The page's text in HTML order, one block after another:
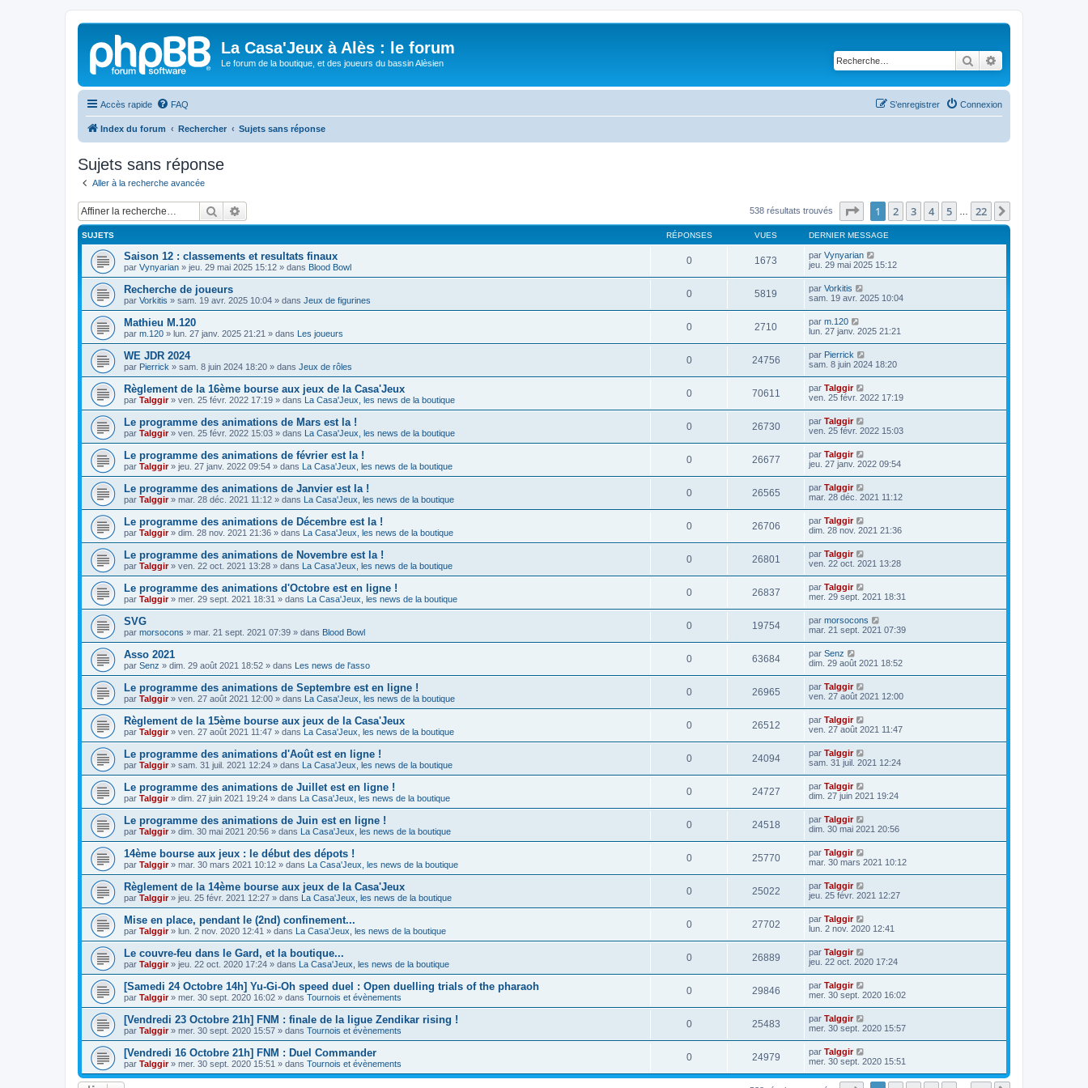
La Casa'Jeux à Alès : le forum
Le forum de la boutique, et des joueurs du bassin Alèsien Rechercher
Accès rapide FAQ Connexion
S’enregistrer
Index du forum Rechercher Sujets sans réponse
Sujets sans réponse
Aller à la recherche avancée
Rechercher 538 résultats trouvés Page sur22
1 2 3 4 5 22
SUJETS RÉPONSES VUES DERNIER MESSAGE
Saison 12 : classements et resultats finaux
par Vynyarian » jeu. 29 mai 2025 15:12 » dans Blood Bowl
0 1673 par Vynyarian
jeu. 29 mai 2025 15:12
Recherche de joueurs
par Vorkitis » sam. 19 avr. 2025 10:04 » dans Jeux de figurines
0 5819 par Vorkitis
sam. 19 avr. 2025 10:04
Mathieu M.120
par m.120 » lun. 27 janv. 2025 21:21 » dans Les joueurs
0 2710 par m.120
lun. 27 janv. 2025 21:21
WE JDR 2024
par Pierrick » sam. 8 juin 2024 18:20 » dans Jeux de rôles
0 24756 par Pierrick
sam. 8 juin 2024 18:20
Règlement de la 16ème bourse aux jeux de la Casa'Jeux
par Talggir» ven. 25 févr. 2022 17:19 » dans La Casa'Jeux, les news de la boutique
0 70611 par Talggir
ven. 25 févr. 2022 17:19
Le programme des animations de Mars est la !
par Talggir» ven. 25 févr. 2022 15:03 » dans La Casa'Jeux, les news de la boutique
0 26730 par Talggir
ven. 25 févr. 2022 15:03
Le programme des animations de février est la !
par Talggir» jeu. 27 janv. 2022 09:54 » dans La Casa'Jeux, les news de la boutique
0 26677 par Talggir
jeu. 27 janv. 2022 09:54
Le programme des animations de Janvier est la !
par Talggir» mar. 28 déc. 2021 11:12 » dans La Casa'Jeux, les news de la boutique
0 26565 par Talggir
mar. 28 déc. 2021 11:12
Le programme des animations de Décembre est la !
par Talggir» dim. 28 nov. 2021 21:36 » dans La Casa'Jeux, les news de la boutique
0 26706 par Talggir
dim. 28 nov. 2021 21:36
Le programme des animations de Novembre est la !
par Talggir» ven. 22 oct. 2021 13:28 » dans La Casa'Jeux, les news de la boutique
0 26801 par Talggir
ven. 22 oct. 2021 13:28
Le programme des animations d'Octobre est en ligne !
par Talggir» mer. 29 sept. 2021 18:31 » dans La Casa'Jeux, les news de la boutique
0 26837 par Talggir
mer. 29 sept. 2021 18:31
SVG
par morsocons » mar. 21 sept. 2021 07:39 » dans Blood Bowl
0 19754 par morsocons
mar. 21 sept. 2021 07:39
Asso 2021
par Senz » dim. 29 août 2021 18:52 » dans Les news de l'asso
0 63684 par Senz
dim. 29 août 2021 18:52
Le programme des animations de Septembre est en ligne !
par Talggir» ven. 27 août 2021 12:00 » dans La Casa'Jeux, les news de la boutique
0 26965 par Talggir
ven. 27 août 2021 12:00
Règlement de la 15ème bourse aux jeux de la Casa'Jeux
par Talggir» ven. 27 août 2021 11:47 » dans La Casa'Jeux, les news de la boutique
0 26512 par Talggir
ven. 27 août 2021 11:47
Le programme des animations d'Août est en ligne !
par Talggir» sam. 31 juil. 2021 12:24 » dans La Casa'Jeux, les news de la boutique
0 24094 par Talggir
sam. 31 juil. 2021 12:24
Le programme des animations de Juillet est en ligne !
par Talggir» dim. 27 juin 2021 19:24 » dans La Casa'Jeux, les news de la boutique
0 24727 par Talggir
dim. 27 juin 2021 19:24
Le programme des animations de Juin est en ligne !
par Talggir» dim. 30 mai 2021 20:56 » dans La Casa'Jeux, les news de la boutique
0 24518 par Talggir
dim. 30 mai 2021 20:56
14ème bourse aux jeux : le début des dépots !
par Talggir» mar. 30 mars 2021 10:12 » dans La Casa'Jeux, les news de la boutique
0 25770 par Talggir
mar. 30 mars 2021 10:12
Règlement de la 14ème bourse aux jeux de la Casa'Jeux
par Talggir» jeu. 25 févr. 2021 12:27 » dans La Casa'Jeux, les news de la boutique
0 25022 par Talggir
jeu. 25 févr. 2021 12:27
Mise en place, pendant le (2nd) confinement...
par Talggir» lun. 2 nov. 2020 12:41 » dans La Casa'Jeux, les news de la boutique
0 27702 par Talggir
lun. 2 nov. 2020 12:41
Le couvre-feu dans le Gard, et la boutique...
par Talggir» jeu. 22 oct. 2020 17:24 » dans La Casa'Jeux, les news de la boutique
0 26889 par Talggir
jeu. 22 oct. 2020 17:24
[Samedi 24 Octobre 14h] Yu-Gi-Oh speed duel : Open duelling trials of the pharaoh
par Talggir» mer. 30 sept. 2020 16:02 » dans Tournois et évènements
0 29846 par Talggir
mer. 30 sept. 2020 16:02
[Vendredi 23 Octobre 21h] FNM : finale de la ligue Zendikar rising !
par Talggir» mer. 30 sept. 2020 15:57 » dans Tournois et évènements
0 25483 par Talggir
mer. 30 sept. 2020 15:57
[Vendredi 16 Octobre 21h] FNM : Duel Commander
par Talggir» mer. 30 sept. 2020 15:51 » dans Tournois et évènements
0 24979 par Talggir
mer. 30 sept. 2020 15:51